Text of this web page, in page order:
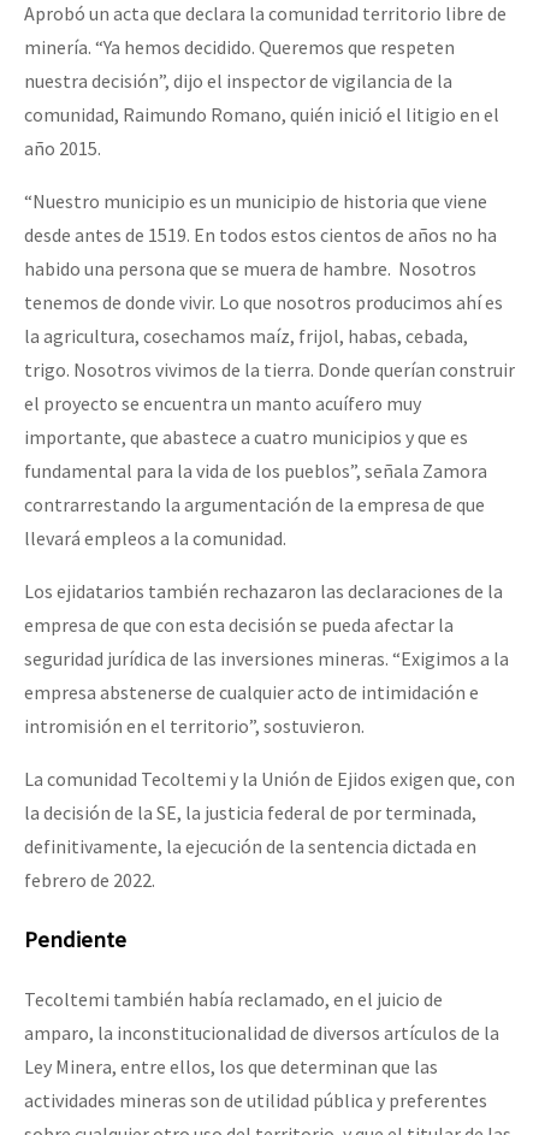
Aprobó un acta que declara la comunidad territorio libre de
minería. “Ya hemos decidido. Queremos que respeten
nuestra decisión”, dijo el inspector de vigilancia de la
comunidad, Raimundo Romano, quién inició el litigio en el
año 2015.
“Nuestro municipio es un municipio de historia que viene
desde antes de 1519. En todos estos cientos de años no ha
habido una persona que se muera de hambre. Nosotros
tenemos de donde vivir. Lo que nosotros producimos ahí es
la agricultura, cosechamos maíz, frijol, habas, cebada,
trigo. Nosotros vivimos de la tierra. Donde querían construir
el proyecto se encuentra un manto acuífero muy
importante, que abastece a cuatro municipios y que es
fundamental para la vida de los pueblos”, señala Zamora
contrarrestando la argumentación de la empresa de que
llevará empleos a la comunidad.
Los ejidatarios también rechazaron las declaraciones de la
empresa de que con esta decisión se pueda afectar la
seguridad jurídica de las inversiones mineras. “Exigimos a la
empresa abstenerse de cualquier acto de intimidación e
intromisión en el territorio”, sostuvieron.
La comunidad Tecoltemi y la Unión de Ejidos exigen que, con
la decisión de la SE, la justicia federal de por terminada,
definitivamente, la ejecución de la sentencia dictada en
febrero de 2022.
Pendiente
Tecoltemi también había reclamado, en el juicio de
amparo, la inconstitucionalidad de diversos artículos de la
Ley Minera, entre ellos, los que determinan que las
actividades mineras son de utilidad pública y preferentes